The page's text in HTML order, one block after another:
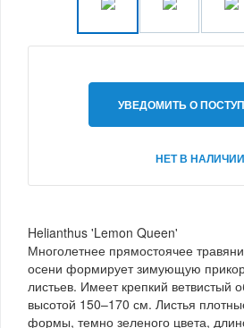
УВЕДОМИТЬ О
НЕТ В НАЛИЧИИ
Helianthus 'Lemon Queen'
Многолетнее прямостоячее
осени формирует зимующую
листьев. Имеет крепкий ветвистый
высотой 150–170 см. Листья
формы, темно зеленого цвета,